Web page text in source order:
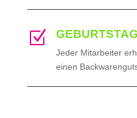
Z
Jeder Mitarbeiter
einen